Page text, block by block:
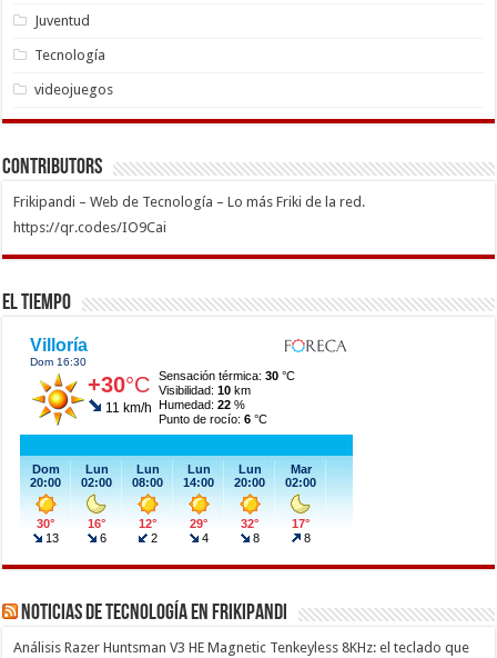
Juventud
Tecnología
videojuegos
Contributors
Frikipandi – Web de Tecnología – Lo más Friki de la red.
https://qr.codes/IO9Cai
El Tiempo
Noticias de Tecnología en Frikipandi
Análisis Razer Huntsman V3 HE Magnetic Tenkeyless 8KHz: el teclado que